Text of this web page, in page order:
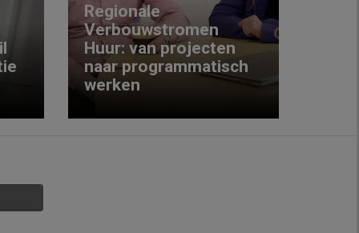
Regionale
Verbouwstromen
Huur: van projecten
naar programmatisch
werken